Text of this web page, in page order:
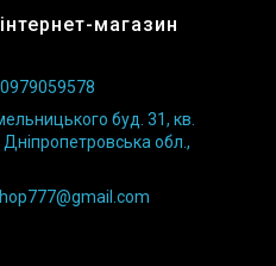
магазин
буд. 31, кв.
Дніпропетровська обл.,